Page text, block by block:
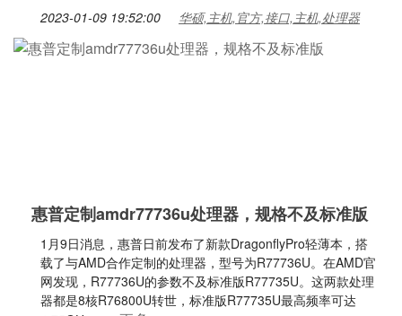
2023-01-09 19:52:00 华硕,主机,官方,接口,主机,处理器
惠普定制amdr77736u处理器，规格不及标准版
1月9日消息，惠普日前发布了新款DragonflyPro轻薄本，搭
载了与AMD合作定制的处理器，型号为R77736U。在AMD官
网发现，R77736U的参数不及标准版R77735U。这两款处理
器都是8核R76800U转世，标准版R77735U最高频率可达